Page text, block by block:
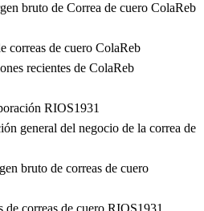
bruto de Correa de cuero ColaReb
correas de cuero ColaReb
recientes de ColaReb
RIOS1931
general del negocio de la correa de
bruto de correas de cuero